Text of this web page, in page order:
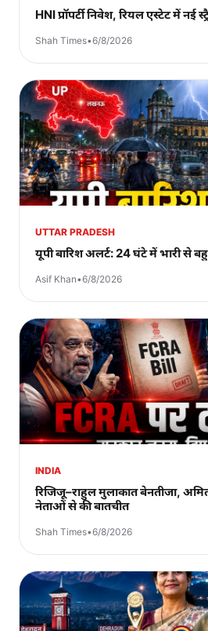
HNI प्रॉपर्टी निवेश, रियल एस्टेट में नई
Shah Times•6/8/2026
UTTAR PRADESH
यूपी बारिश अलर्ट: 24 घंटे में भारी से
Asif Khan•6/8/2026
INDIA
रिजिजू–राहुल मुलाकात बेनतीजा,
नेताओं से की बातचीत
Shah Times•6/8/2026